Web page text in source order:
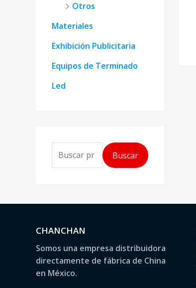
Otros
Materiales
Exhibición Publicitaria
Equipos de Terminado
Led
u
r
p
o
r
Buscar
CHANCHAN
Somos una empresa distribuidora
directamente de fábrica de China
en México.